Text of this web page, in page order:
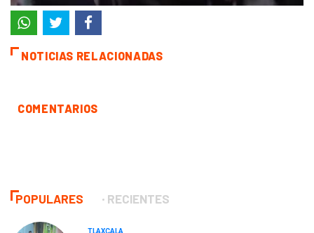
NOTICIAS RELACIONADAS
COMENTARIOS
POPULARES RECIENTES